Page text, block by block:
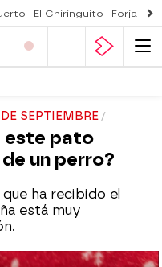
El Chiringuito Forjado
SEPTIEMBRE
este pato
un perro?
ha recibido el
está muy